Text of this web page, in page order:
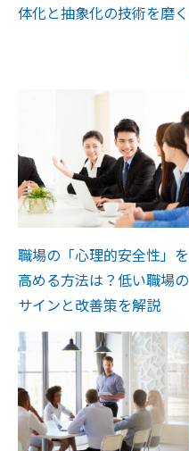
体化と抽象化の技術を磨く
職場の「心理的安全性」を
高める方法は？低い職場の
サインと改善策を解説